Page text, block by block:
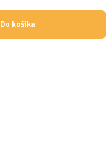
Do košíka